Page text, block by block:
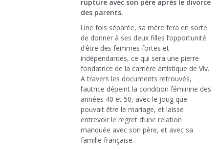
rupture avec son père après le divorce
des parents.
Une fois séparée, sa mère fera en sorte
de donner à ses deux filles l’opportunité
d’être des femmes fortes et
indépendantes, ce qui sera une pierre
fondatrice de la carrière artistique de Viv.
A travers les documents retrouvés,
l’autrice dépeint la condition féminine des
années 40 et 50, avec le joug que
pouvait être le mariage, et laisse
entrevoir le regret d’une relation
manquée avec son père, et avec sa
famille française.